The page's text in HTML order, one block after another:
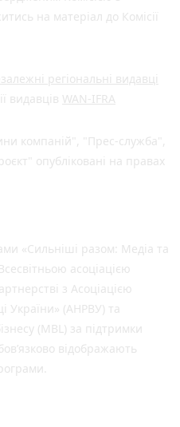
на матеріал до Комісії
регіональні видавці
видавців WAN-IFRA
компаній", "Прес-служба",
опубліковані на правах
«Сильніші разом: Медіа та
асоціацією
з Асоціацією
України» (АНРВУ) та
(MBL) за підтримки
відображають